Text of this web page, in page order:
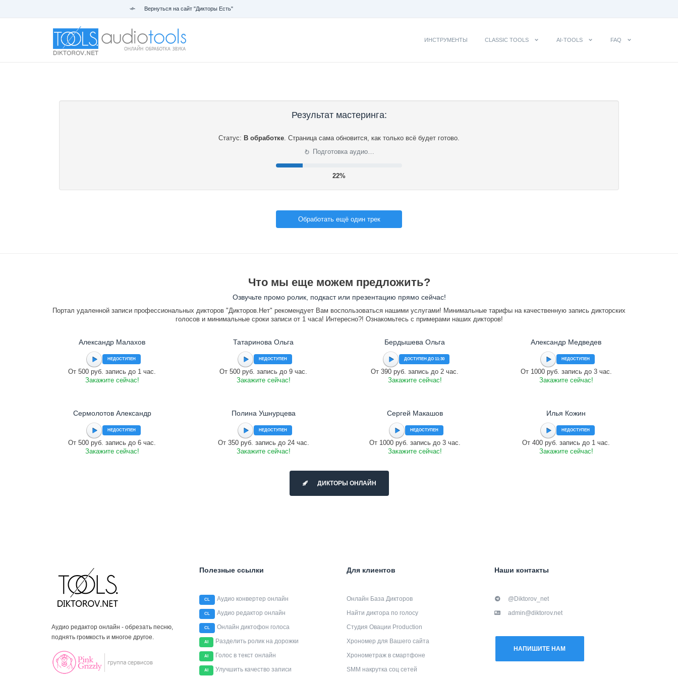
Вернуться на сайт "Дикторы Есть"
ИНСТРУМЕНТЫ CLASSIC TOOLS AI-TOOLS FAQ
Результат мастеринга:
Статус: В обработке. Страница сама обновится, как только всё будет готово.
⟳ Подготовка аудио…
22%
Обработать ещё один трек
Что мы еще можем предложить?
Озвучьте промо ролик, подкаст или презентацию прямо сейчас!
Портал удаленной записи профессиональных дикторов "Дикторов.Нет" рекомендует Вам воспользоваться нашими услугами! Минимальные тарифы на качественную запись дикторских
голосов и минимальные сроки записи от 1 часа! Интересно?! Ознакомьтесь с примерами наших дикторов!
Александр Малахов
НЕДОСТУПЕН
От 500 руб. запись до 1 час.
Закажите сейчас!
Татаринова Ольга
НЕДОСТУПЕН
От 500 руб. запись до 9 час.
Закажите сейчас!
Бердышева Ольга
ДОСТУПЕН ДО 11:30
От 390 руб. запись до 2 час.
Закажите сейчас!
Александр Медведев
НЕДОСТУПЕН
От 1000 руб. запись до 3 час.
Закажите сейчас!
Сермолотов Александр
НЕДОСТУПЕН
От 500 руб. запись до 6 час.
Закажите сейчас!
Полина Ушнурцева
НЕДОСТУПЕН
От 350 руб. запись до 24 час.
Закажите сейчас!
Сергей Макашов
НЕДОСТУПЕН
От 1000 руб. запись до 3 час.
Закажите сейчас!
Илья Кожин
НЕДОСТУПЕН
От 400 руб. запись до 1 час.
Закажите сейчас!
ДИКТОРЫ ОНЛАЙН
Аудио редактор онлайн - обрезать песню,
поднять громкость и многое другое.
Полезные ссылки
CL Аудио конвертер онлайн
CL Аудио редактор онлайн
CL Онлайн диктофон голоса
AI Разделить ролик на дорожки
AI Голос в текст онлайн
AI Улучшить качество записи
Для клиентов
Онлайн База Дикторов
Найти диктора по голосу
Студия Овации Production
Хрономер для Вашего сайта
Хронометраж в смартфоне
SMM накрутка соц сетей
Наши контакты
@Diktorov_net
admin@diktorov.net
НАПИШИТЕ НАМ